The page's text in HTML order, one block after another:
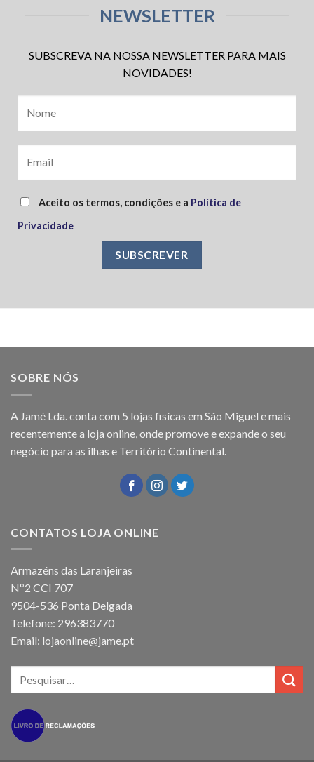
NEWSLETTER
SUBSCREVA NA NOSSA NEWSLETTER PARA MAIS
NOVIDADES!
Aceito os termos, condições e a Política de
Privacidade
SOBRE NÓS
A Jamé Lda. conta com 5 lojas fisícas em São Miguel e mais
recentemente a loja online, onde promove e expande o seu
negócio para as ilhas e Território Continental.
CONTATOS LOJA ONLINE
Armazéns das Laranjeiras
Nº2 CCI 707
9504-536 Ponta Delgada
Telefone: 296383770
Email: lojaonline@jame.pt